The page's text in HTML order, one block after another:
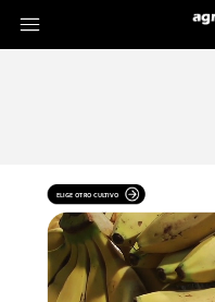
ELIGE OTRO CULTIVO